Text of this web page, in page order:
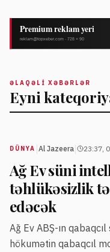
ƏLAQƏLI XƏBƏRLƏR
Eyni
DÜNYA Al Jazeera 23:37,
Ağ Ev süni
təhlükəsizlik
edəcək
Ağ Ev ABŞ-ın
hökumətin qabaqcıl